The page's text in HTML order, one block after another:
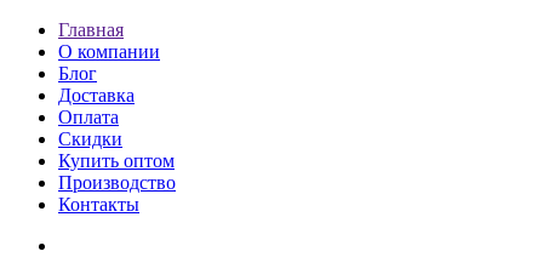
Главная
О компании
Блог
Доставка
Оплата
Скидки
Купить оптом
Производство
Контакты